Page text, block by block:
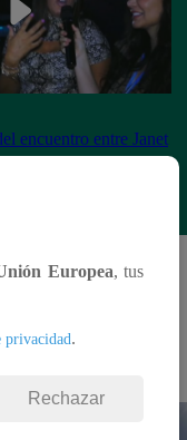
encuentro entre Janet
Europea, tus
privacidad.
Rechazar